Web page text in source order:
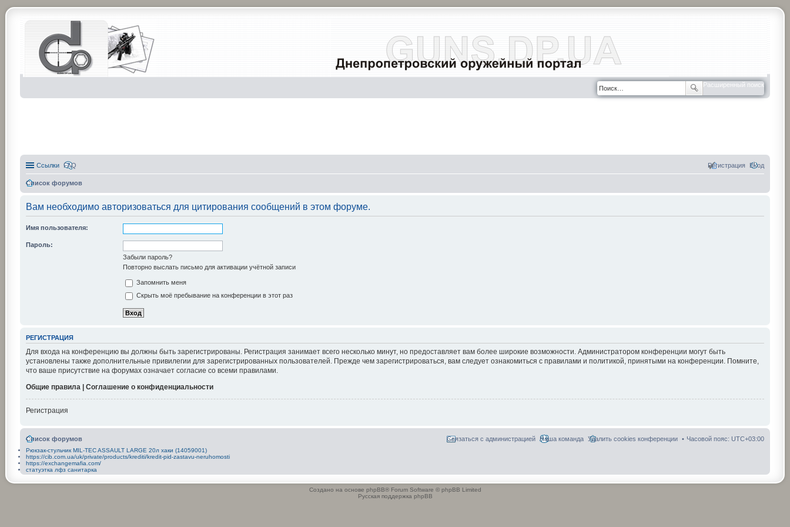
Расширенный поиск
Ссылки FAQ Вход
Регистрация
Список форумов
Вам необходимо авторизоваться для цитирования сообщений в этом форуме.
Имя пользователя:
Пароль:
Забыли пароль?
Повторно выслать письмо для активации учётной записи
Запомнить меня
Скрыть моё пребывание на конференции в этот раз
РЕГИСТРАЦИЯ
Для входа на конференцию вы должны быть зарегистрированы. Регистрация занимает всего несколько минут, но предоставляет вам более широкие возможности. Администратором конференции могут быть
установлены также дополнительные привилегии для зарегистрированных пользователей. Прежде чем зарегистрироваться, вам следует ознакомиться с правилами и политикой, принятыми на конференции. Помните,
что ваше присутствие на форумах означает согласие со всеми правилами.
Общие правила | Соглашение о конфиденциальности
Регистрация
Список форумов Часовой пояс: UTC+03:00
Удалить cookies конференции
Наша команда
Связаться с администрацией
Рюкзак-стульчик MIL-TEC ASSAULT LARGE 20л хаки (14059001)
https://cib.com.ua/uk/private/products/krediti/kredit-pid-zastavu-neruhomosti
https://exchangemafia.com/
статуэтка лфз санитарка
Создано на основе phpBB® Forum Software © phpBB Limited
Русская поддержка phpBB